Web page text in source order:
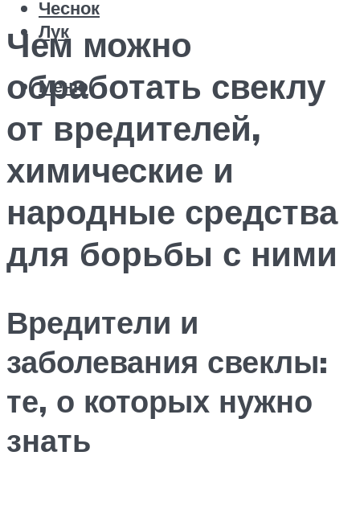
Чеснок
Лук
Меню
Чем можно
обработать свеклу
от вредителей,
химические и
народные средства
для борьбы с ними
Вредители и
заболевания свеклы:
те, о которых нужно
знать